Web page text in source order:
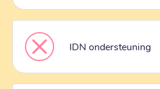
IDN ondersteuning